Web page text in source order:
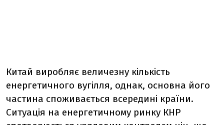
Китай виробляє величезну кількість
енергетичного вугілля, однак, основна його
частина споживається всередині країни.
Ситуація на енергетичному ринку КНР